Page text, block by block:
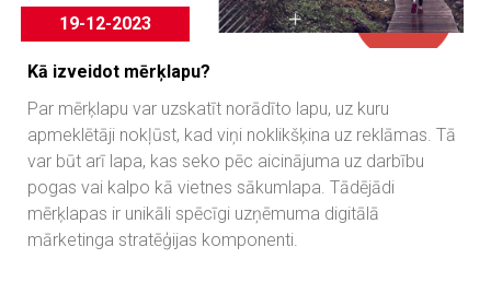
19-12-2023
Kā izveidot mērķlapu?
Par mērķlapu var uzskatīt norādīto lapu, uz kuru
apmeklētāji nokļūst, kad viņi noklikšķina uz reklāmas. Tā
var būt arī lapa, kas seko pēc aicinājuma uz darbību
pogas vai kalpo kā vietnes sākumlapa. Tādējādi
mērķlapas ir unikāli spēcīgi uzņēmuma digitālā
mārketinga stratēģijas komponenti.